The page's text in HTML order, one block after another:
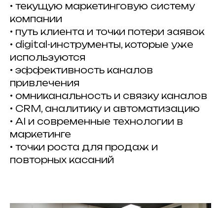
• текущую маркетинговую систему
компании
• путь клиента и точки потери заявок
• digital-инструменты, которые уже
используются
• эффективность каналов
привлечения
• омниканальность и связку каналов
• CRM, аналитику и автоматизацию
• AI и современные технологии в
маркетинге
• точки роста для продаж и
повторных касаний